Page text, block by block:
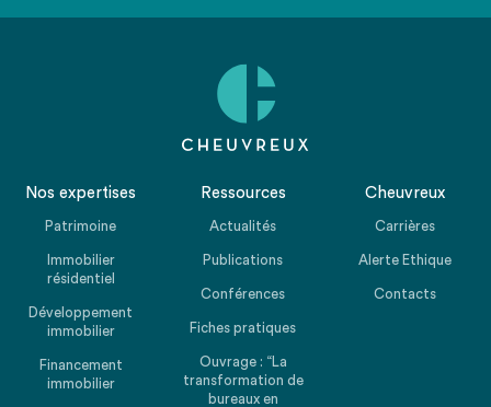
Nos expertises
Patrimoine
Immobilier
résidentiel
Développement
immobilier
Financement
immobilier
Ressources
Actualités
Publications
Conférences
Fiches pratiques
Ouvrage : “La
transformation de
bureaux en
Cheuvreux
Carrières
Alerte Ethique
Contacts